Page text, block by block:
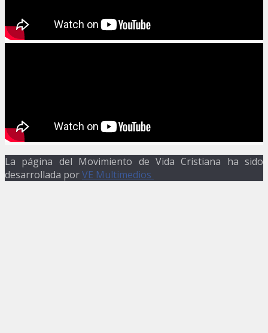
La página del Movimiento de Vida Cristiana ha sido
desarrollada porVE Multimedios